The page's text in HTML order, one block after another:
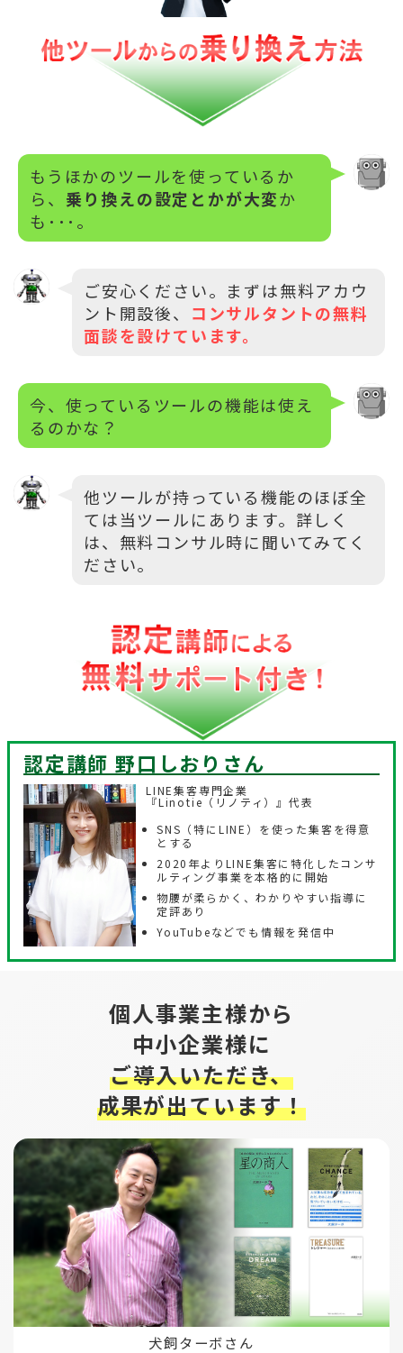
もうほかのツールを使っているか
ら、 乗り換えの設定とかが大変か
も･･･。
ご安心ください。まずは無料アカウ
ント開設後、 コンサルタントの無料
面談を設けています。
今、使っているツールの機能は使え
るのかな？
他ツールが持っている機能のほぼ全
ては当ツールにあります。詳しく
は、無料コンサル時に聞いてみてく
ださい。
認定講師 野口しおり さん
LINE集客専門企業
『Linotie（リノティ）』代表
SNS（特にLINE）を使った集客を得意
とする
2020年よりLINE集客に特化したコンサ
ルティング事業を本格的に開始
物腰が柔らかく、わかりやすい指導に
定評あり
YouTubeなどでも情報を発信中
個人事業主様から
中小企業様に
ご導入いただき、
成果が出ています！
犬飼ターボさん